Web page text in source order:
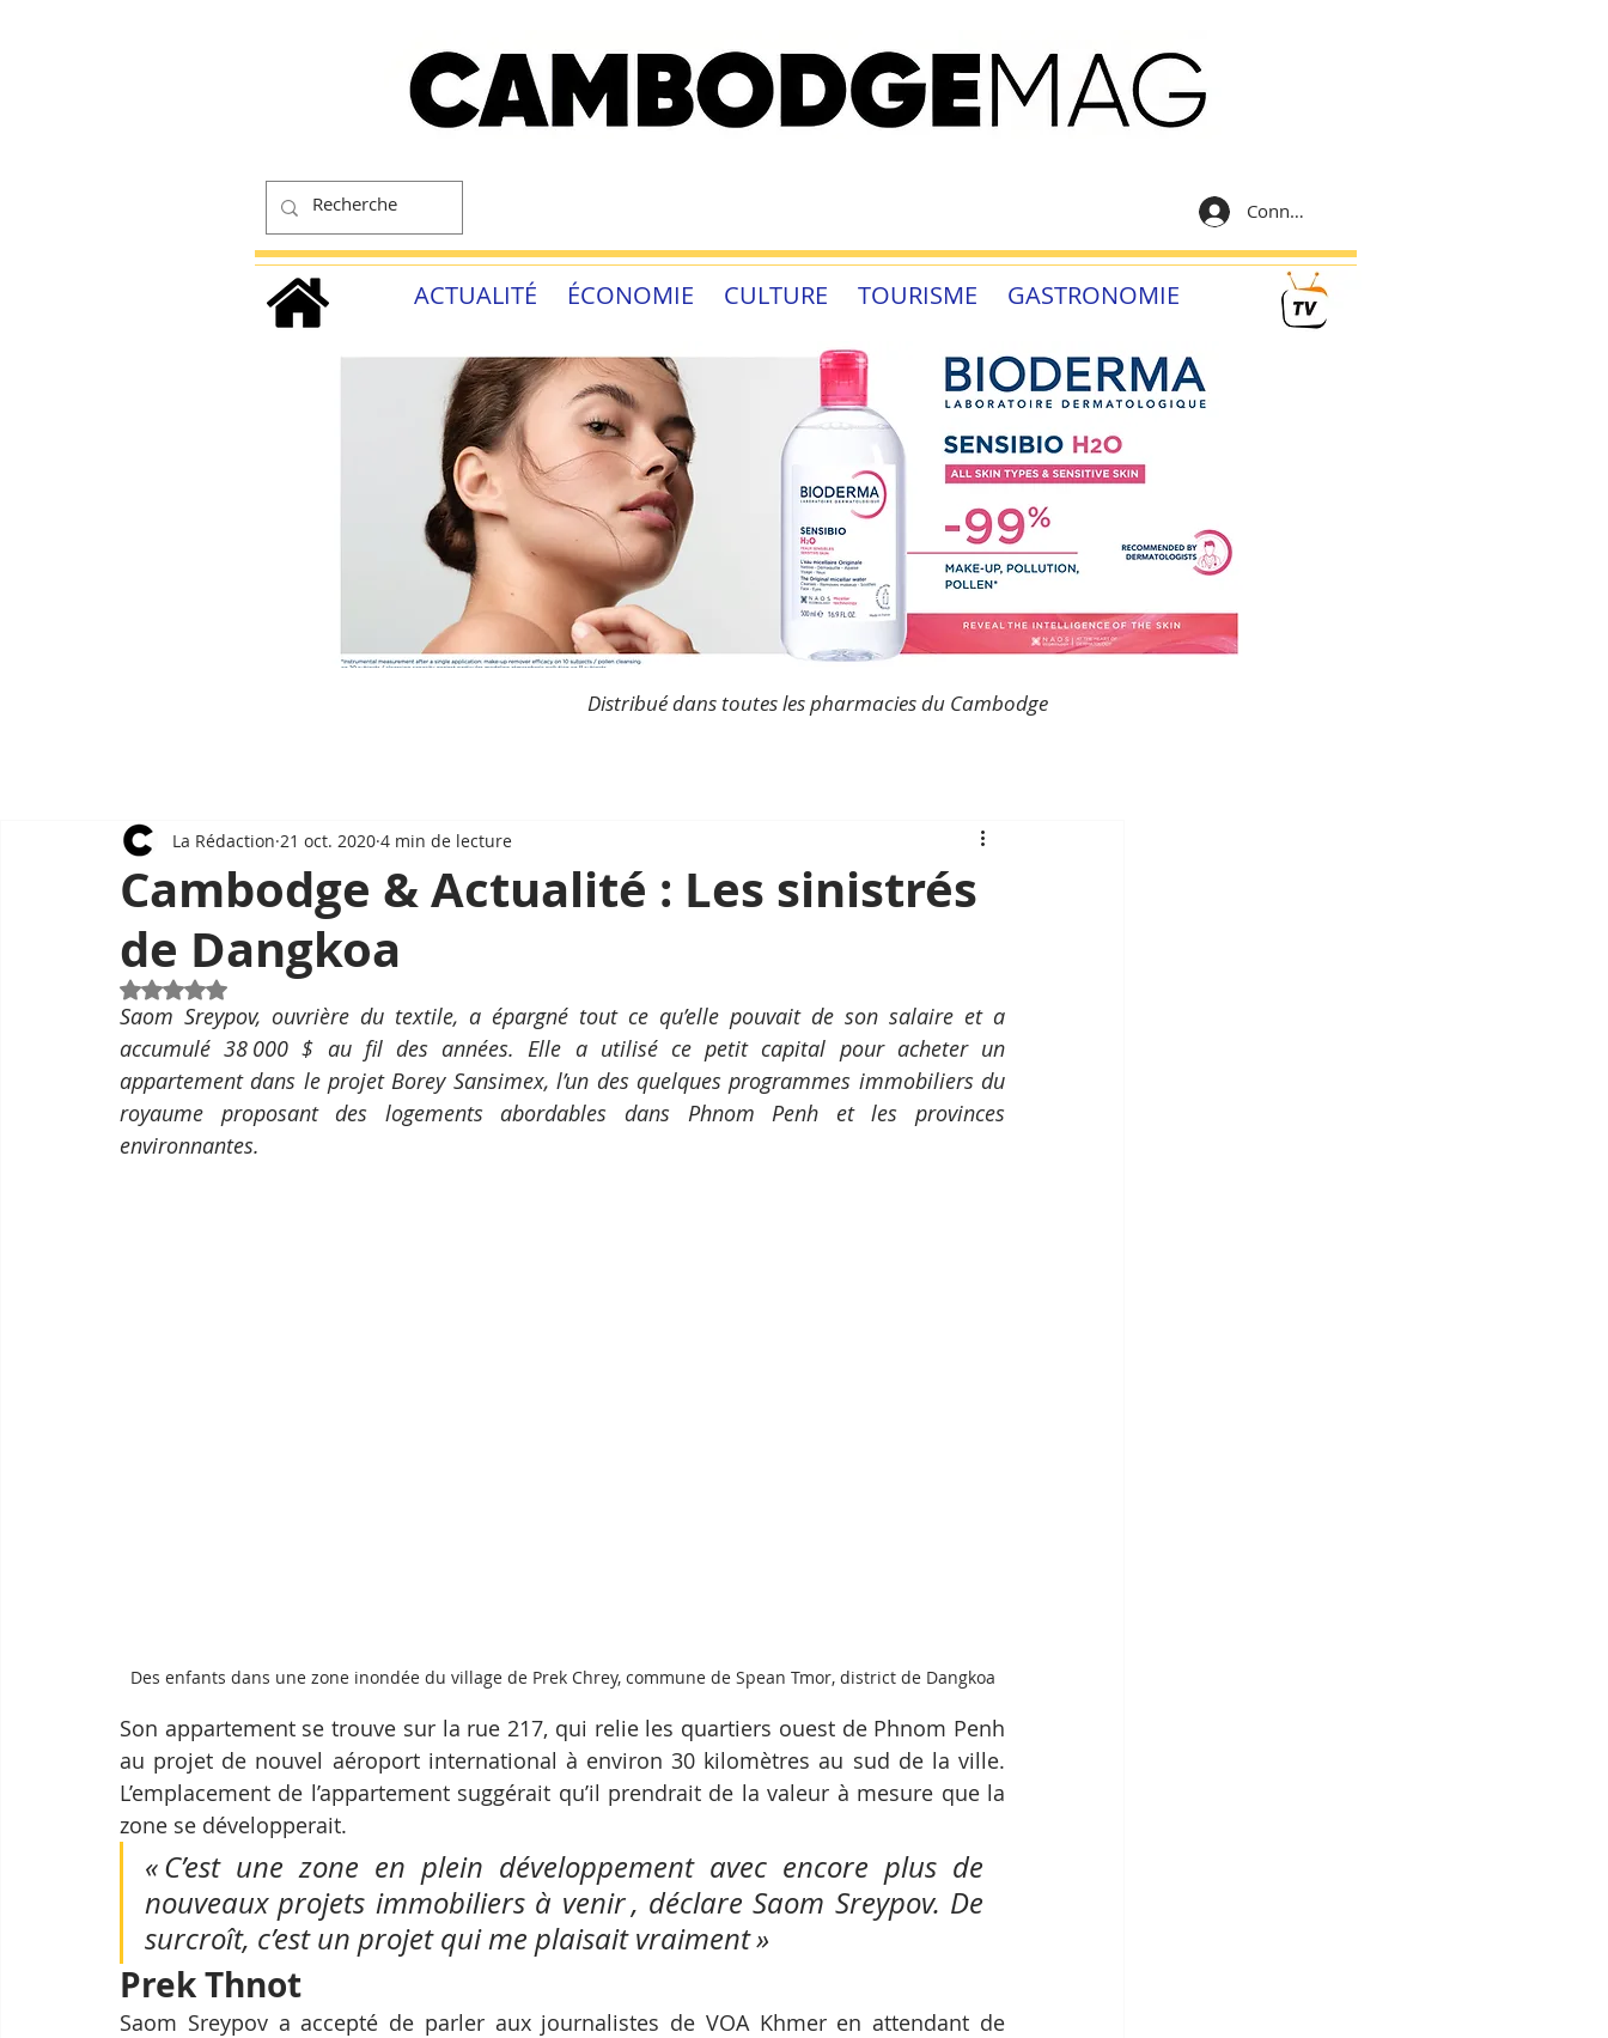
Connexion
ACTUALITÉ ÉCONOMIE CULTURE TOURISME GASTRONOMIE
Distribué dans toutes les pharmacies du Cambodge
Cambodge & Actualité : Les sinistrés
de Dangkoa
La Rédaction 21 oct. 2020 4 min de lecture
Noté NaN étoiles sur 5.
Saom Sreypov, ouvrière du textile, a épargné tout ce qu’elle pouvait de son salaire et a
accumulé 38 000 $ au fil des années. Elle a utilisé ce petit capital pour acheter un
appartement dans le projet Borey Sansimex, l’un des quelques programmes immobiliers du
royaume proposant des logements abordables dans Phnom Penh et les provinces
environnantes.
Des enfants dans une zone inondée du village de Prek Chrey, commune de Spean Tmor, district de Dangkoa
Son appartement se trouve sur la rue 217, qui relie les quartiers ouest de Phnom Penh
au projet de nouvel aéroport international à environ 30 kilomètres au sud de la ville.
L’emplacement de l’appartement suggérait qu’il prendrait de la valeur à mesure que la
zone se développerait.
« C’est une zone en plein développement avec encore plus de
nouveaux projets immobiliers à venir , déclare Saom Sreypov. De
surcroît, c’est un projet qui me plaisait vraiment »
Prek Thnot
Saom Sreypov a accepté de parler aux journalistes de VOA Khmer en attendant de